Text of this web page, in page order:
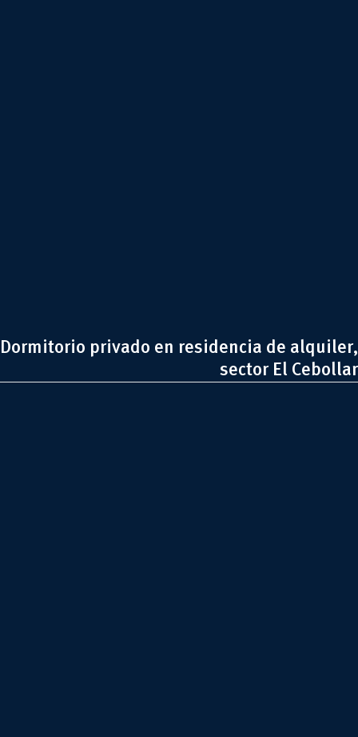
Dormitorio privado en residencia de alquiler,
sector El Cebollar